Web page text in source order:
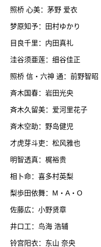
照桥 心美：茅野 爱衣
梦原知予：田村ゆかり
目良千里：内田真礼
洼谷须亜莲：细谷佳正
照桥 信・六神 通：前野智昭
斉木国春：岩田光央
斉木久留美：爱河里花子
斉木空助：野岛健児
才虎芽斗吏：松风雅也
明智透真：梶裕贵
相卜命：喜多村英梨
梨歩田依舞：M・A・O
佐藤広：小野贤章
井口工：鸟海 浩辅
铃宫阳衣：东山 奈央